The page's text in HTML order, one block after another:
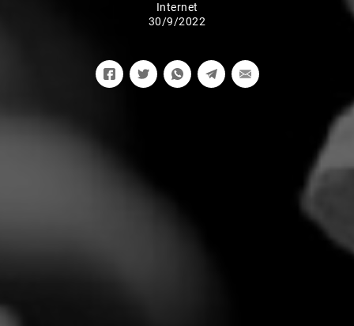
Internet
30/9/2022